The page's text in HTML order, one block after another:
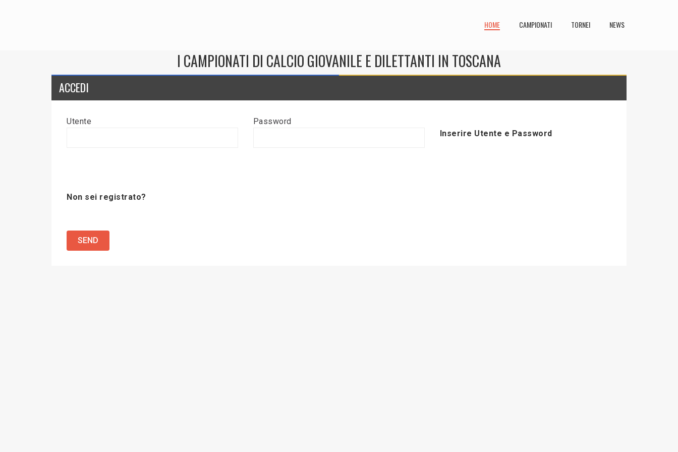
HOME CAMPIONATI TORNEI NEWS
I CAMPIONATI DI CALCIO GIOVANILE E DILETTANTI IN TOSCANA
ACCEDI
Utente
Password
Inserire Utente e Password
Non sei registrato?